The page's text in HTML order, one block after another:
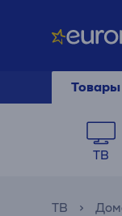
Товары
ТВ
ТВ